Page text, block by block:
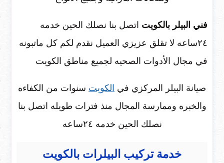
فني البيلر بالكويت اتصل بنا نصلك الحين خدمه
٢٤ساعه لا تقلق عزيزي العميل نقدم لكم كل ماتبونه
في مجال الأدوات الصحيه لجميع مناطق الكويت
صيانة البيلر المركزي في الكويت سنوات من الكفاءه
والخبره وممارسة المجال منذ فترات طويله اتصل بنا
نصلك الحين خدمه ٢٤ساعه
خدمة تركيب البيلرات بالكويت